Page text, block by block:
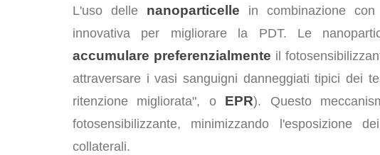
L'uso delle nanoparticelle in combinazione con
innovativa per migliorare la PDT. Le
accumulare preferenzialmente il
attraversare i vasi sanguigni danneggiati tipici dei
ritenzione migliorata", o EPR). Questo
fotosensibilizzante, minimizzando
collaterali.